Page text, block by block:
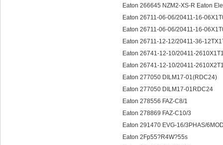
Eaton 266645 NZM2-XS-R Eaton
Eaton 26711-06-06/20411-16-
Eaton 26711-06-06/20411-16-
Eaton 26711-12-12/20411-36-
Eaton 26741-12-10/20411-
Eaton 26741-12-10/20411-
Eaton 277050 DILM17-01(RDC24)
Eaton 277050 DILM17-01RDC24
Eaton 278556 FAZ-C8/1
Eaton 278869 FAZ-C10/3
Eaton 291470 EVG-16/3PHAS/
Eaton 2Fp55?R4W?55s